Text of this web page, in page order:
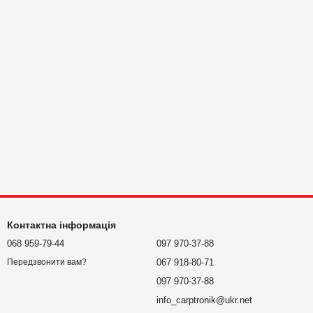
Контактна інформація
068 959-79-44
Передзвонити вам?
097 970-37-88
067 918-80-71
097 970-37-88
info_carptronik@ukr.net